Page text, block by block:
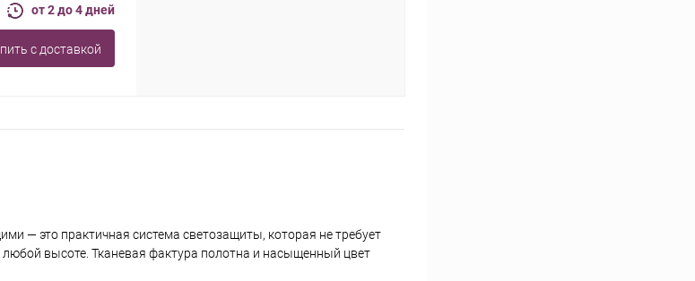
от 2 до 4 дней
c доставкой
— это практичная система светозащиты, которая не требует
высоте. Тканевая фактура полотна и насыщенный цвет